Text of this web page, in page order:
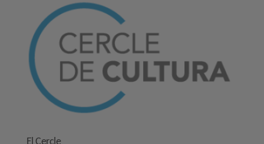
El Cercle